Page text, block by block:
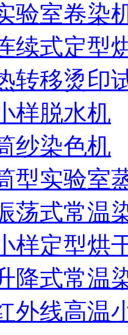
验室卷染
续式定型
转移烫印
样脱水机
纱染色机
型实验室
荡式常温
样定型烘
降式常温
外线高温